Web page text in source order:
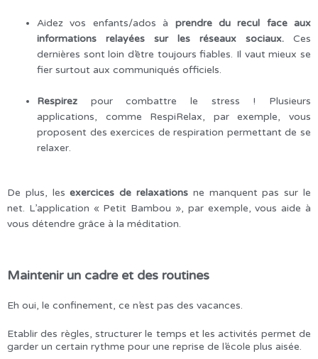
Aidez vos enfants/ados à prendre du recul face aux
informations relayées sur les réseaux sociaux. Ces
dernières sont loin d’être toujours fiables. Il vaut mieux se
fier surtout aux communiqués officiels.
Respirez pour combattre le stress ! Plusieurs
applications, comme RespiRelax, par exemple, vous
proposent des exercices de respiration permettant de se
relaxer.
De plus, lesexercices de relaxations ne manquent pas sur le
net. L’application « Petit Bambou », par exemple, vous aide à
vous détendre grâce à la méditation.
Maintenir un cadre et des routines
Eh oui, le confinement, ce n’est pas des vacances.
Etablir des règles, structurer le temps et les activités permet de
garder un certain rythme pour une reprise de l’école plus aisée.